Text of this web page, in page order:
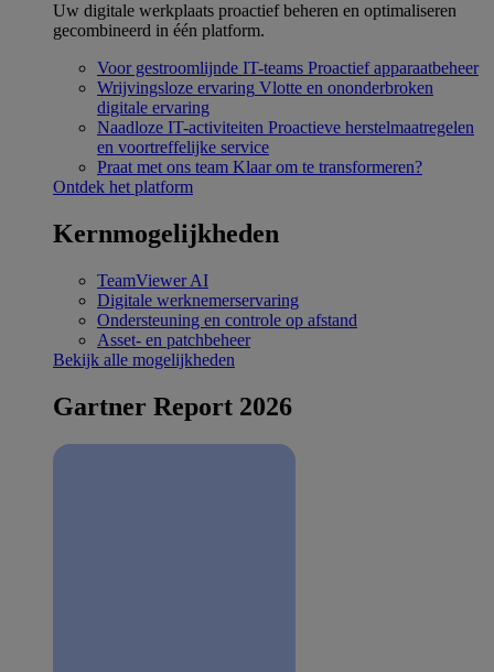
Uw digitale werkplaats proactief beheren en optimaliseren
gecombineerd in één platform.
Voor gestroomlijnde IT-teams Proactief apparaatbeheer
Wrijvingsloze ervaring Vlotte en ononderbroken
digitale ervaring
Naadloze IT-activiteiten Proactieve herstelmaatregelen
en voortreffelijke service
Praat met ons team Klaar om te transformeren?
Ontdek het platform
Kernmogelijkheden
TeamViewer AI
Digitale werknemerservaring
Ondersteuning en controle op afstand
Asset- en patchbeheer
Bekijk alle mogelijkheden
Gartner Report 2026